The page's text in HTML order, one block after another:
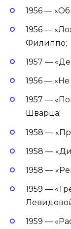
1956 —
1956 —
Филиппо;
1957 —
1956 —
1957 —
Шварца;
1958 —
1958 —
1958 —
1959 —
1959 —